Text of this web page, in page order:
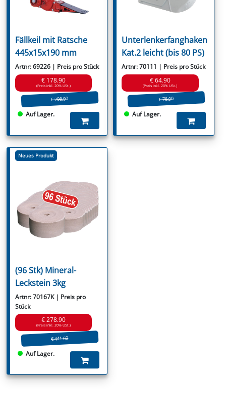
Fällkeil mit Ratsche
445x15x190 mm
Artnr: 69226 | Preis pro Stück
€ 178.90
(Preis inkl. 20% USt.)
€ 208.90
Auf Lager.
Unterlenkerfanghaken
Kat.2 leicht (bis 80 PS)
Artnr: 70111 | Preis pro Stück
€ 64.90
(Preis inkl. 20% USt.)
€ 78.90
Auf Lager.
Neues Produkt
(96 Stk) Mineral-
Leckstein 3kg
Artnr: 70167K | Preis pro
Stück
€ 278.90
(Preis inkl. 20% USt.)
€ 441.60
Auf Lager.